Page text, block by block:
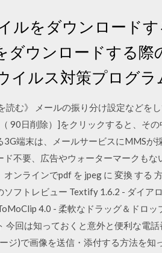
ルをダウンロード
ダウンロードする際
イルス対策プログラ
読む》 メールの振り分け設定など
90日削除）]をクリックすると、そ
3G端末は、メールサービスにMMS
不要、広告やウォーターマークも
ンラインでpdf を jpeg に 変換 する
ソフトレビュー Textify 1.6.2 - ダイ
4.0 - 柔軟なドラッグ＆ドロ
今回は知っておくと意外と便利な電
ジ)で画像を送信・添付する方法を